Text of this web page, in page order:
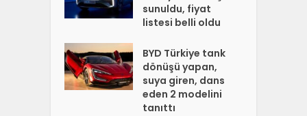
sunuldu, fiyat
listesi belli oldu
BYD Türkiye tank
dönüşü yapan,
suya giren, dans
eden 2 modelini
tanıttı